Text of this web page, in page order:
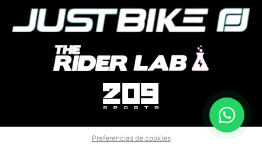
Preferencias de cookies